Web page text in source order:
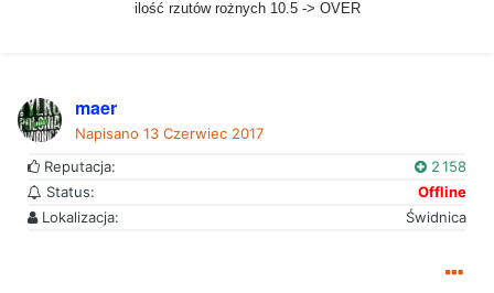
ilość rzutów rożnych 10.5 -> OVER
maer
Napisano 13 Czerwiec 2017
Reputacja:
2 158
Status:
Offline
Lokalizacja:
Świdnica